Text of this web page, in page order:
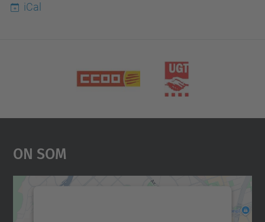
iCal
On Som